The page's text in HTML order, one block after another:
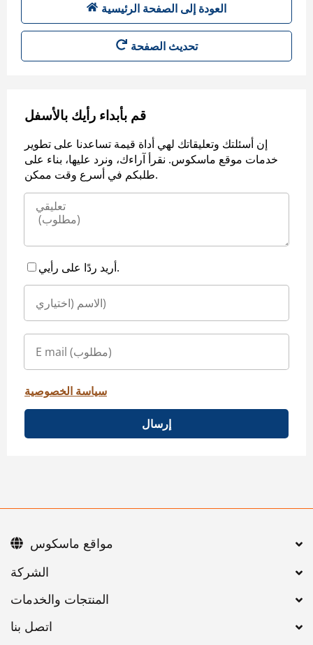
العودة إلى الصفحة الرئيسية
تحديث الصفحة
قم بأبداء رأيك بالأسفل
إن أسئلتك وتعليقاتك لهي أداة قيمة تساعدنا على تطوير
خدمات موقع ماسكوس. نقرأ آراءك، ونرد عليها، بناء على
طلبكم في أسرع وقت ممكن.
أريد ردًا على رأيي.
سياسة الخصوصية
إرسال
اتصل بنا
مواقع ماسكوس